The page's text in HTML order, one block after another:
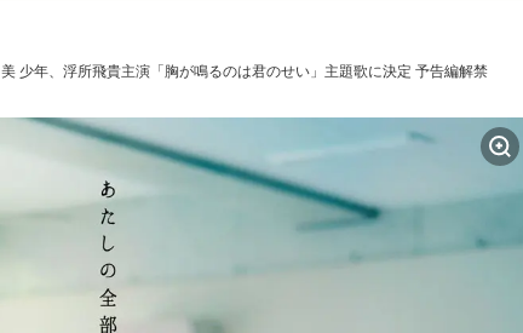
美 少年、浮所飛貴主演「胸が鳴るのは君のせい」主題歌に決定 予告編解禁